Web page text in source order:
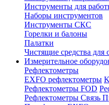
Инструменты для
Наборы инструментов
Инструменты СКС
Горелки и балоны
Палатки
Чистящие средства для
Измерительное
Рефлектометры
EXFO рефлектометры
Рефлектометры FOD
Рефлектометры Связь